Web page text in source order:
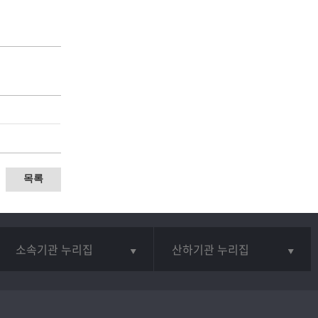
목록
소속기관 누리집 산하기관 누리집